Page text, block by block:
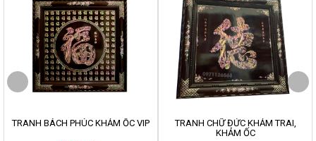
TRANH BÁCH PHÚC KHẢM ỐC VIP
TRANH CHỮ ĐỨC KHẢM TRAI,
KHẢM ỐC